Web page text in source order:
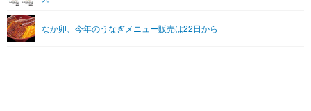
ショッピング
なか卯、今年のうなぎメニュー販売は22日から